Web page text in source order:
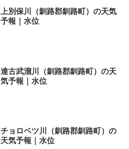
上別保川（釧路郡釧路町）の天気
予報｜水位
達古武溜川（釧路郡釧路町）の天
気予報｜水位
チョロベツ川（釧路郡釧路町）の
天気予報｜水位